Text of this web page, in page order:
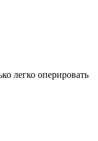
легко оперировать